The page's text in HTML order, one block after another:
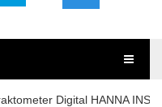
Digital HANNA